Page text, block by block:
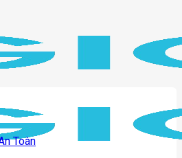
Toàn